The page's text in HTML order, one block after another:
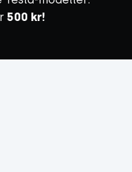
500 kr!